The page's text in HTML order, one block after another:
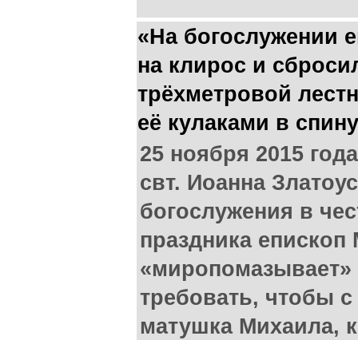
«На богослужении
на клирос и
трёхметровой
её кулаками в
25 ноября 2015
свт. Иоанна
богослужения в
праздника
требовать, чтобы
матушка Михаила,